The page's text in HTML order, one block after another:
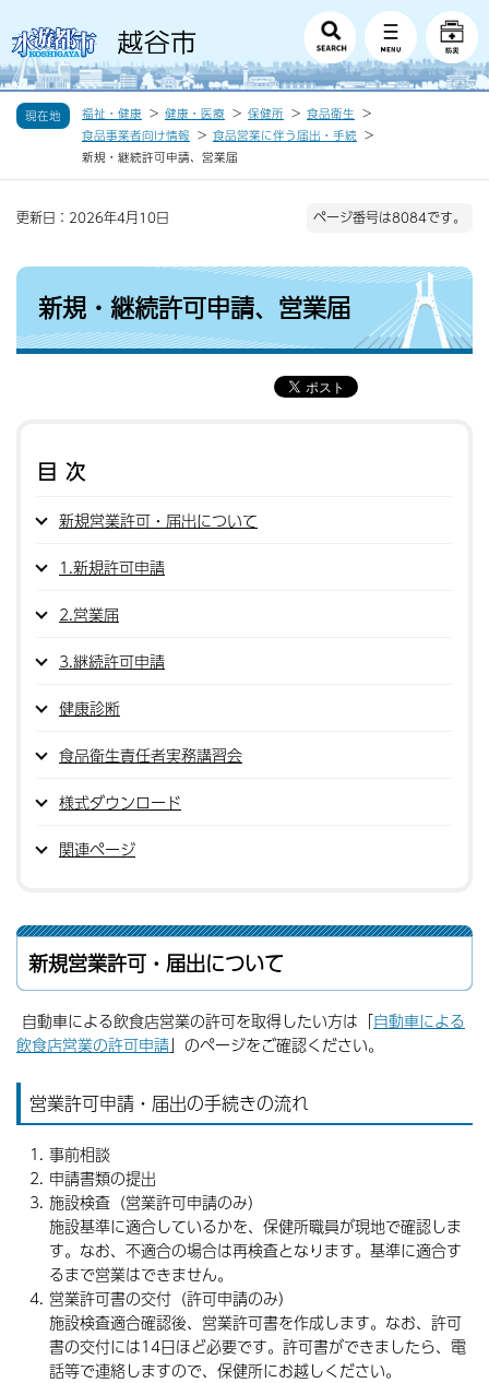
現在地 福祉・健康 健康・医療 保健所
食品衛生
食品事業者向け情報
食品営業に伴う届出・手続
新規・継続許可申請、営業届
更新日：2026年4月10日 ページ番号は8084です。
新規・継続許可申請、営業届
目次
新規営業許可・届出について
1.新規許可申請
2.営業届
3.継続許可申請
健康診断
食品衛生責任者実務講習会
様式ダウンロード
関連ページ
新規営業許可・届出について
自動車による飲食店営業の許可を取得したい方は「自動車による
飲食店営業の許可申請」のページをご確認ください。
営業許可申請・届出の手続きの流れ
事前相談
申請書類の提出
施設検査（営業許可申請のみ）
施設基準に適合しているかを、保健所職員が現地で確認しま
す。なお、不適合の場合は再検査となります。基準に適合す
るまで営業はできません。
営業許可書の交付（許可申請のみ）
施設検査適合確認後、営業許可書を作成します。なお、許可
書の交付には14日ほど必要です。許可書ができましたら、電
話等で連絡しますので、保健所にお越しください。